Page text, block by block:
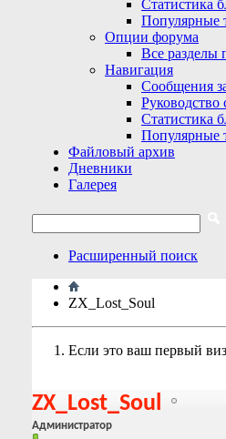
Статистика
Популярные
Опции форума
Все разделы
Навигация
Сообщения
Руководство
Статистика
Популярные
Файловый архив
Дневники
Галерея
Расширенный поиск
ZX_Lost_Soul
Если это ваш первый
ZX_Lost_Soul
Администратор